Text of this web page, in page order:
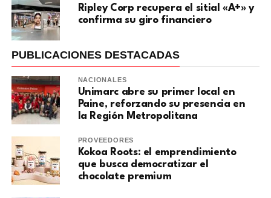
Ripley Corp recupera el sitial «A+» y
confirma su giro financiero
PUBLICACIONES DESTACADAS
NACIONALES
Unimarc abre su primer local en
Paine, reforzando su presencia en
la Región Metropolitana
PROVEEDORES
Kokoa Roots: el emprendimiento
que busca democratizar el
chocolate premium